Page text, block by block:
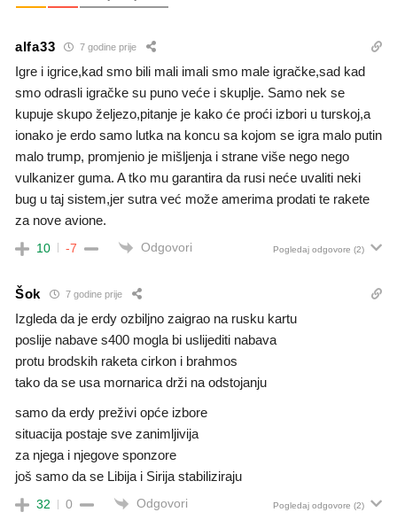
alfa33 7 godine prije
Igre i igrice,kad smo bili mali imali smo male igračke,sad kad
smo odrasli igračke su puno veće i skuplje. Samo nek se
kupuje skupo željezo,pitanje je kako će proći izbori u turskoj,a
ionako je erdo samo lutka na koncu sa kojom se igra malo putin
malo trump, promjenio je mišljenja i strane više nego nego
vulkanizer guma. A tko mu garantira da rusi neće uvaliti neki
bug u taj sistem,jer sutra već može amerima prodati te rakete
za nove avione.
10 -7 Odgovori Pogledaj odgovore (2)
Šok 7 godine prije
Izgleda da je erdy ozbiljno zaigrao na rusku kartu
poslije nabave s400 mogla bi uslijediti nabava
protu brodskih raketa cirkon i brahmos
tako da se usa mornarica drži na odstojanju
samo da erdy preživi opće izbore
situacija postaje sve zanimljivija
za njega i njegove sponzore
još samo da se Libija i Sirija stabiliziraju
32 0 Odgovori Pogledaj odgovore (2)